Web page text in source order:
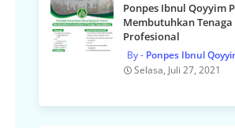
Ponpes Ibnul Qoyyim
Membutuhkan Tenaga
Profesional
Ponpes Ibnul
Selasa, Juli 27, 2021